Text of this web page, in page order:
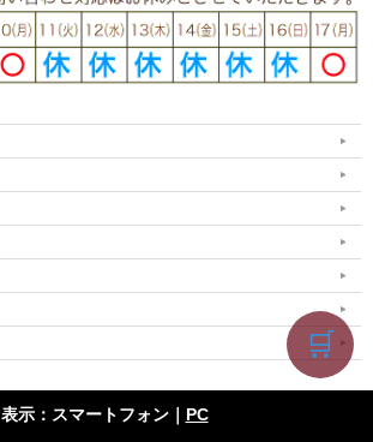
🛒
表示：スマートフォン｜ PC